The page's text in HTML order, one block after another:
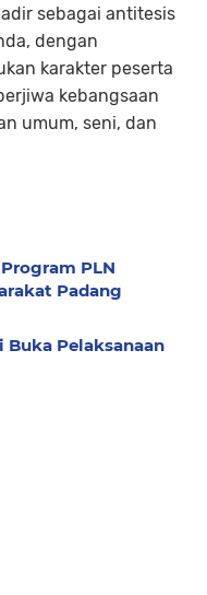
sebagai antitesis
dengan
karakter peserta
kebangsaan
umum, seni, dan
PLN
Padang
Buka Pelaksanaan